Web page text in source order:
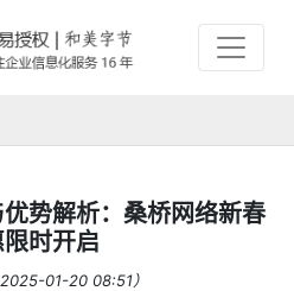
势解析：桑桥网络新春
时开启
01-20 08:51）